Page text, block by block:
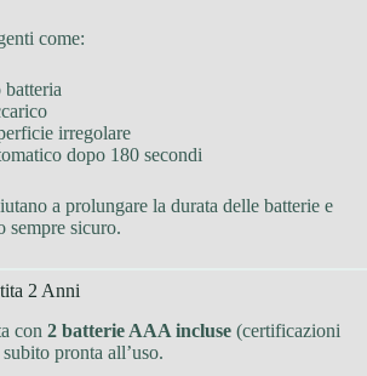
come:
irregolare
dopo 180 secondi
a prolungare la durata delle batterie e
sempre sicuro.
2 Anni
con 2 batterie AAA incluse (certificazioni
pronta all’uso.